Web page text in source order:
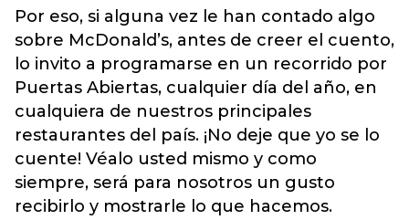
Por eso, si alguna vez le han contado algo
sobre McDonald’s, antes de creer el cuento,
lo invito a programarse en un recorrido por
Puertas Abiertas, cualquier día del año, en
cualquiera de nuestros principales
restaurantes del país. ¡No deje que yo se lo
cuente! Véalo usted mismo y como
siempre, será para nosotros un gusto
recibirlo y mostrarle lo que hacemos.